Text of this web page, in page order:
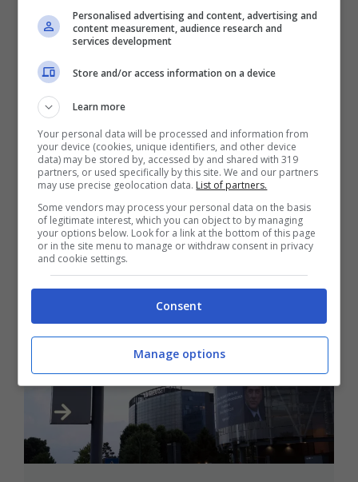
“E’ fuori controllo”, Belen ancora
innamorata di Stefano? Parla la sua
amica
25 Agosto 2025
Personalised advertising and content, advertising and
content measurement, audience research and
services development
Store and/or access information on a device
Learn more
Your personal data will be processed and information from
your device (cookies, unique identifiers, and other device
data) may be stored by, accessed by and shared with 319
partners, or used specifically by this site. We and our partners
may use precise geolocation data. List of partners.
Some vendors may process your personal data on the basis
of legitimate interest, which you can object to by managing
your options below. Look for a link at the bottom of this page
or in the site menu to manage or withdraw consent in privacy
and cookie settings.
Consent
Manage options